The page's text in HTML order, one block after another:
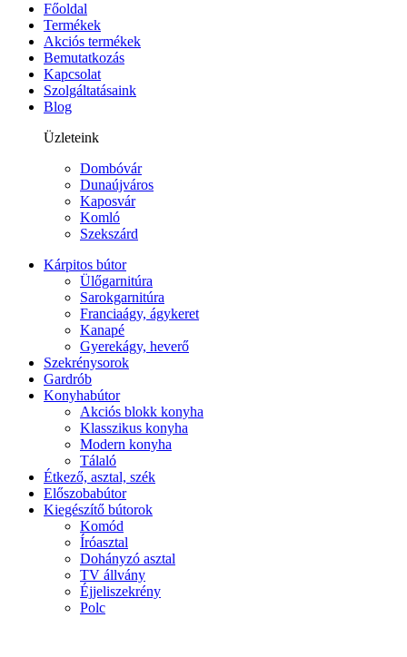
Főoldal
Termékek
Akciós termékek
Bemutatkozás
Kapcsolat
Szolgáltatásaink
Blog
Üzleteink
Dombóvár
Dunaújváros
Kaposvár
Komló
Szekszárd
Kárpitos bútor
Ülőgarnitúra
Sarokgarnitúra
Franciaágy, ágykeret
Kanapé
Gyerekágy, heverő
Szekrénysorok
Gardrób
Konyhabútor
Akciós blokk konyha
Klasszikus konyha
Modern konyha
Tálaló
Étkező, asztal, szék
Előszobabútor
Kiegészítő bútorok
Komód
Íróasztal
Dohányzó asztal
TV állvány
Éjjeliszekrény
Polc